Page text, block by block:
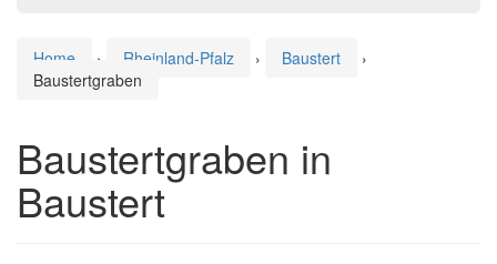
Home › Rheinland-Pfalz › Baustert
›
Baustertgraben
Baustertgraben in
Baustert